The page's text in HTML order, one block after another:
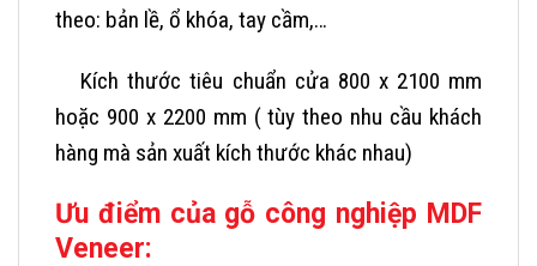
theo: bản lề, ổ khóa, tay cầm,…
Kích thước tiêu chuẩn cửa 800 x 2100 mm
hoặc 900 x 2200 mm ( tùy theo nhu cầu khách
hàng mà sản xuất kích thước khác nhau)
Ưu điểm của gỗ công nghiệp MDF
Veneer: